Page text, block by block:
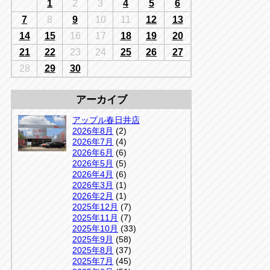
千葉
アップルかしわ沼南店
04-7190-1500
1
2 3 4 5
6
7
8 9 10 11 12
13
14
15 16 17 18 19
20
21
22 23 24 25 26
27
28
29 30
アーカイブ
アップル春日井店
2026年8月 (2)
2026年7月 (4)
2026年6月 (6)
2026年5月 (5)
2026年4月 (6)
2026年3月 (1)
2026年2月 (1)
2025年12月 (7)
2025年11月 (7)
2025年10月 (33)
2025年9月 (58)
2025年8月 (37)
2025年7月 (45)